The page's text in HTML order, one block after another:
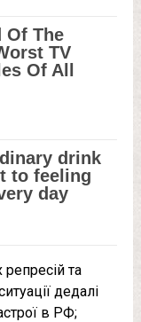
та
дедалі
в РФ;